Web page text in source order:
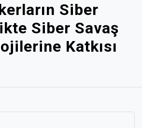
Siber
Siber Savaş
Katkısı